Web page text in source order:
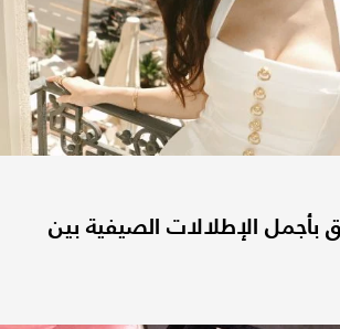
بأجمل الإطلالات الصيفية بين